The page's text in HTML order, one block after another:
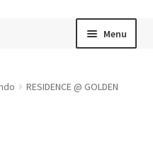
Menu
RESIDENCE @ GOLDEN